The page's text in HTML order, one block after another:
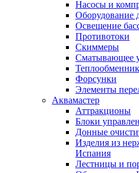
Насосы и
Оборудование
Освещение
Противотоки
Скиммеры
Сматывающее
Форсунки
Элементы
Аквамастер
Аттракционы
Блоки
Донные
Изделия из
Испания
Лестницы и